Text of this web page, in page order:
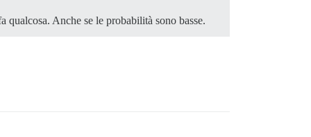
qualcosa. Anche se le probabilità sono basse.